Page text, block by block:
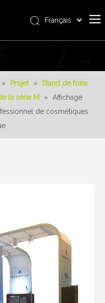
Français
» Projet » Stand de foire
la série M » Affichage
de cosmétiques